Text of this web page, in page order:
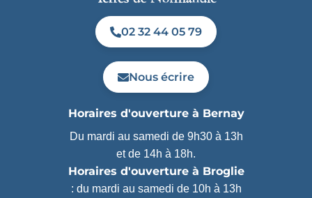
02 32 44 05 79
Nous écrire
Horaires d'ouverture à Bernay
Du mardi au samedi de 9h30 à 13h
et de 14h à 18h.
Horaires d'ouverture à Broglie
: du mardi au samedi de 10h à 13h